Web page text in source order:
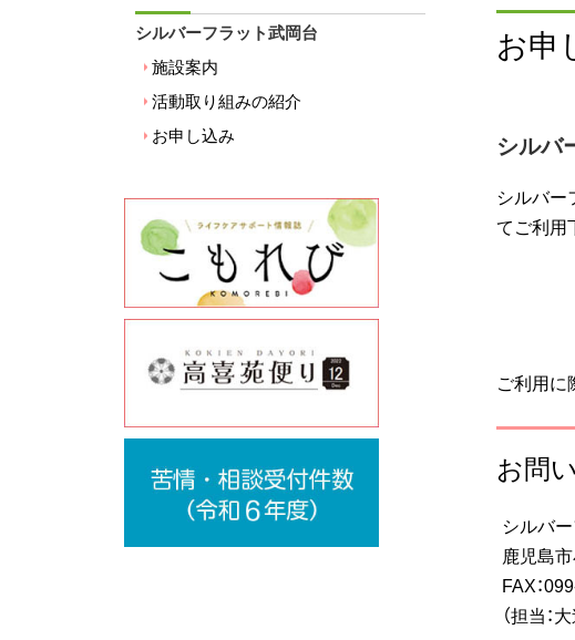
シルバーフラット武岡台
施設案内
活動取り組みの紹介
お申し込み
お申
シルバ
シルバー
てご利用
ご利用に
お問
シルバ
鹿児島
FAX：
（担当：